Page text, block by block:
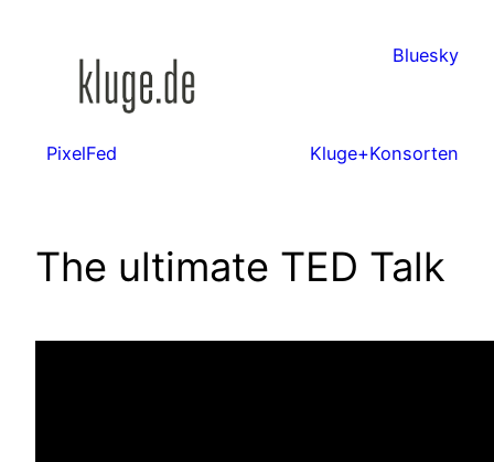
Bluesky
PixelFed Kluge+Konsorten
The ultimate TED Talk